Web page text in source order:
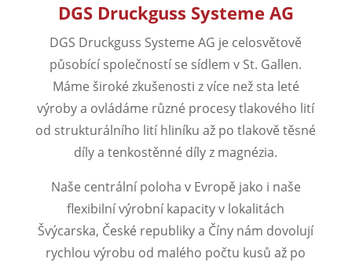
DGS Druckguss Systeme AG
DGS Druckguss Systeme AG je celosvětově
působící společností se sídlem v St. Gallen.
Máme široké zkušenosti z více než sta leté
výroby a ovládáme různé procesy tlakového lití
od strukturálního lití hliníku až po tlakově těsné
díly a tenkostěnné díly z magnézia.
Naše centrální poloha v Evropě jako i naše
flexibilní výrobní kapacity v lokalitách
Švýcarska, České republiky a Číny nám dovolují
rychlou výrobu od malého počtu kusů až po